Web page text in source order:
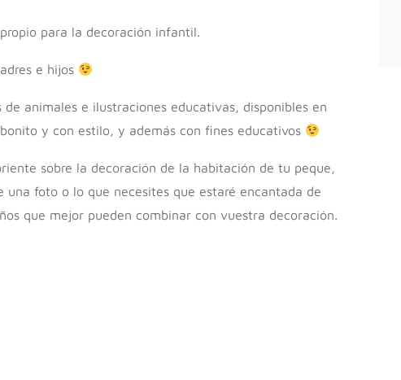
para la decoración infantil.
e hijos
animales e ilustraciones educativas, disponibles en
y con estilo, y además con fines educativos
sobre la decoración de la habitación de tu peque,
foto o lo que necesites que estaré encantada de
que mejor pueden combinar con vuestra decoración.